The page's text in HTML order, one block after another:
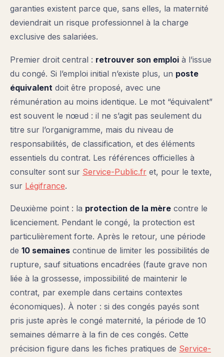
garanties existent parce que, sans elles, la maternité
deviendrait un risque professionnel à la charge
exclusive des salariées.
Premier droit central : retrouver son emploi à l’issue
du congé. Si l’emploi initial n’existe plus, un poste
équivalent doit être proposé, avec une
rémunération au moins identique. Le mot “équivalent”
est souvent le nœud : il ne s’agit pas seulement du
titre sur l’organigramme, mais du niveau de
responsabilités, de classification, et des éléments
essentiels du contrat. Les références officielles à
consulter sont sur Service-Public.fr et, pour le texte,
sur Légifrance.
Deuxième point : la protection de la mère contre le
licenciement. Pendant le congé, la protection est
particulièrement forte. Après le retour, une période
de 10 semaines continue de limiter les possibilités de
rupture, sauf situations encadrées (faute grave non
liée à la grossesse, impossibilité de maintenir le
contrat, par exemple dans certains contextes
économiques). À noter : si des congés payés sont
pris juste après le congé maternité, la période de 10
semaines démarre à la fin de ces congés. Cette
précision figure dans les fiches pratiques de Service-